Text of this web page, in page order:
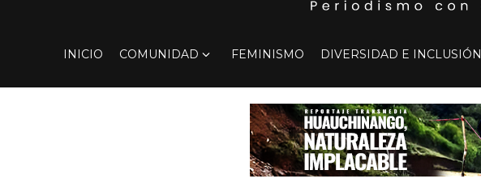
INICIO COMUNIDAD FEMINISMO DIVERSIDAD E INCLUSIÓN